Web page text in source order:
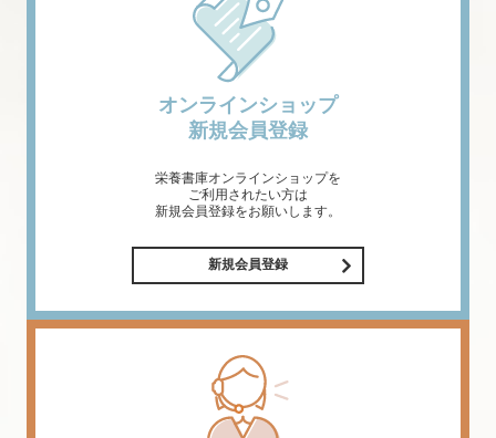
オンラインショップ
新規会員登録
栄養書庫オンラインショップを
ご利用されたい方は
新規会員登録をお願いします。
新規会員登録